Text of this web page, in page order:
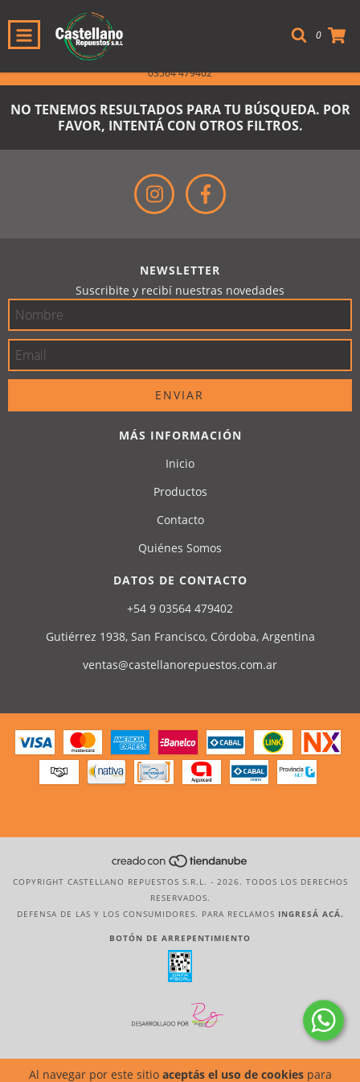
Al navegar por este sitio aceptás el uso de cookiespara
0
SOMOS FABRICANTES - HACEMOS ENVÍOS A TODO EL PAÍS - TEL. +54 9
03564 479402
NO TENEMOS RESULTADOS PARA TU BÚSQUEDA. POR
FAVOR, INTENTÁ CON OTROS FILTROS.
NEWSLETTER
Suscribite y recibí nuestras novedades
MÁS INFORMACIÓN
Inicio
Productos
Contacto
Quiénes Somos
DATOS DE CONTACTO
+54 9 03564 479402
Gutiérrez 1938, San Francisco, Córdoba, Argentina
ventas@castellanorepuestos.com.ar
COPYRIGHT CASTELLANO REPUESTOS S.R.L. - 2026. TODOS LOS DERECHOS
RESERVADOS.
DEFENSA DE LAS Y LOS CONSUMIDORES. PARA RECLAMOS INGRESÁ ACÁ.
BOTÓN DE ARREPENTIMIENTO